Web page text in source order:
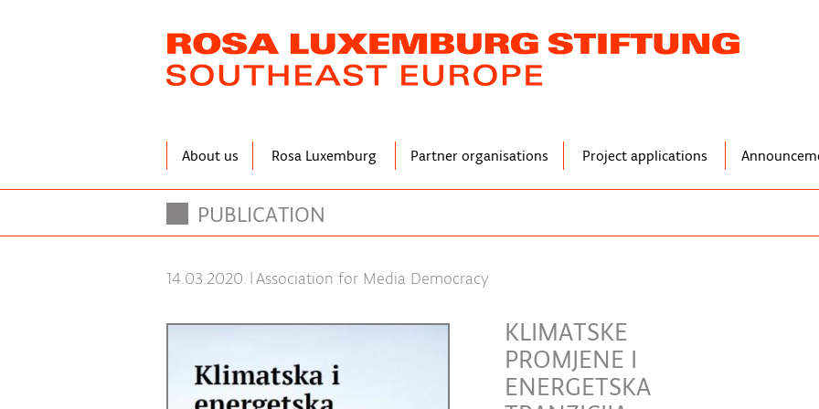
About us Rosa Luxemburg Partner organisations Project applications
PUBLICATION
14.03.2020. |Association for Media Democracy
KLIMATSKE
PROMJENE I
ENERGETSKA